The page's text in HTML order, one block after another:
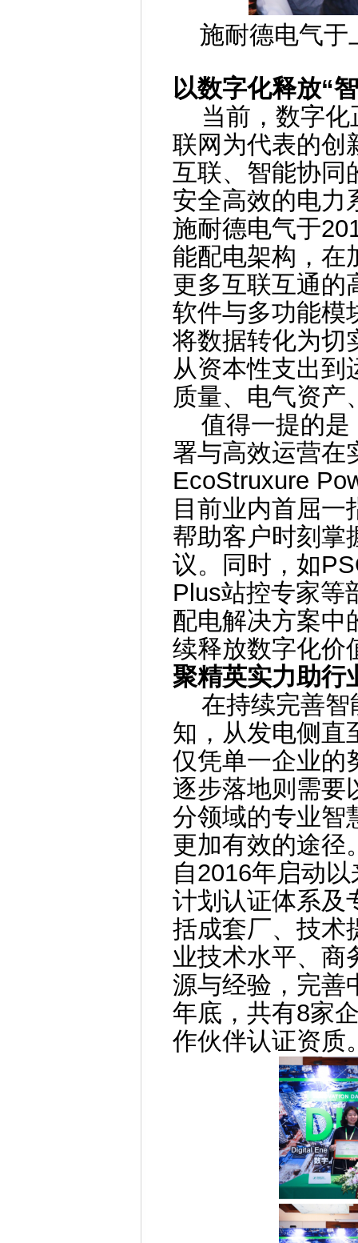
施耐德电气于
以数字化释放“
当前，数字化
联网为代表的创
互联、智能协同
安全高效的电力
施耐德电气于
能配电架构，在
更多互联互通的
软件与多功能模
将数据转化为切
从资本性支出到
质量、电气资产
值得一提的是
署与高效运营在
EcoStruxure
目前业内首屈
帮助客户时刻掌
议。同时，如
Plus站控专家等
配电解决方案中
续释放数字化价
聚精英实力助行
在持续完善智
知，从发电侧直
仅凭单一企业的
逐步落地则需要
分领域的专业智
更加有效的途径
自2016年启动
计划认证体系及
括成套厂、技术
业技术水平、商
源与经验，完善
年底，共有8家
作伙伴认证资质